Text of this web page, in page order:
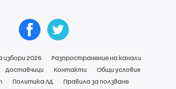
избори 2026
Разпространение на канали
Доставчици Контакти
Общи условия
Политика ЛД Правила за ползване